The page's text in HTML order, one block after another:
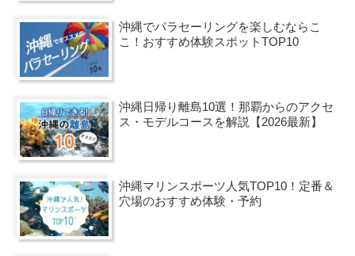
沖縄でパラセーリングを楽しむならこ
こ！おすすめ体験スポットTOP10
沖縄日帰り離島10選！那覇からのアクセ
ス・モデルコースを解説【2026最新】
沖縄マリンスポーツ人気TOP10！定番＆
穴場のおすすめ体験・予約